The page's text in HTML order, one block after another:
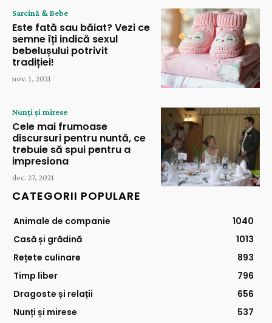
Sarcină & Bebe
Este fată sau băiat? Vezi ce
semne îți indică sexul
bebelușului potrivit
tradiției!
nov. 1, 2021
Nunți și mirese
Cele mai frumoase
discursuri pentru nuntă, ce
trebuie să spui pentru a
impresiona
dec. 27, 2021
CATEGORII POPULARE
Animale de companie
1040
Casă și grădină
1013
Rețete culinare
893
Timp liber
796
Dragoste și relații
656
Nunți și mirese
537